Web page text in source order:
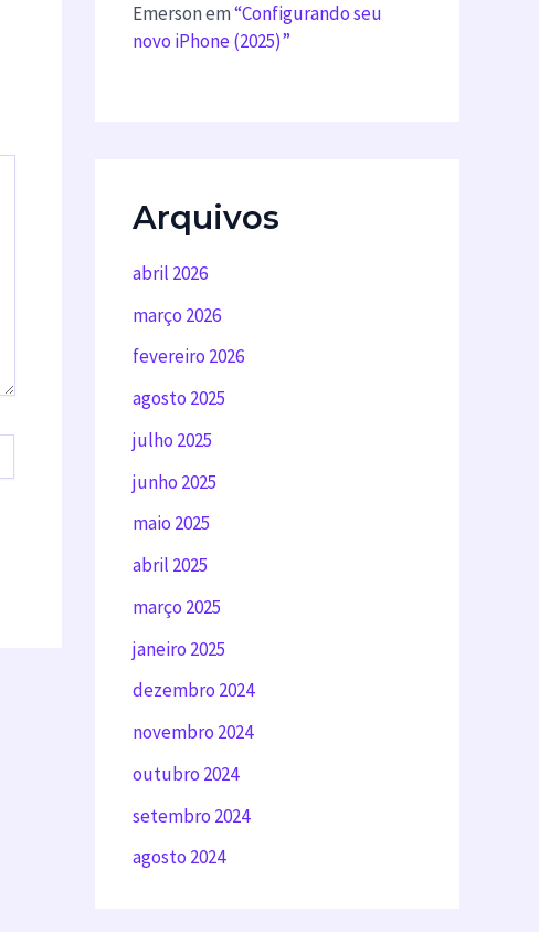
Emersonem“Configurando seu
novo iPhone (2025)”
Arquivos
abril 2026
março 2026
fevereiro 2026
agosto 2025
julho 2025
junho 2025
maio 2025
abril 2025
março 2025
janeiro 2025
dezembro 2024
novembro 2024
outubro 2024
setembro 2024
agosto 2024